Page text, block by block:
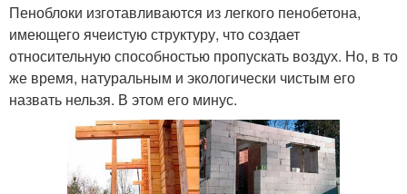
Пеноблоки изготавливаются из легкого пенобетона,
имеющего ячеистую структуру, что создает
относительную способностью пропускать воздух. Но, в то
же время, натуральным и экологически чистым его
назвать нельзя. В этом его минус.